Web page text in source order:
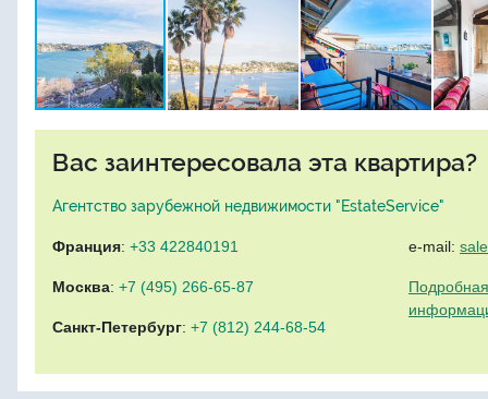
Вас заинтересовала эта квартира?
Агентство зарубежной недвижимости "EstateService"
Франция: +33 422840191
Москва: +7 (495) 266-65-87
Санкт-Петербург: +7 (812) 244-68-54
e-mail: